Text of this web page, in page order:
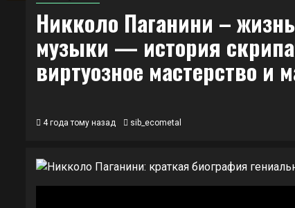
Никколо Паганини –
музыки — история
виртуозное мастерство и
4 года тому назад sib_ecometal